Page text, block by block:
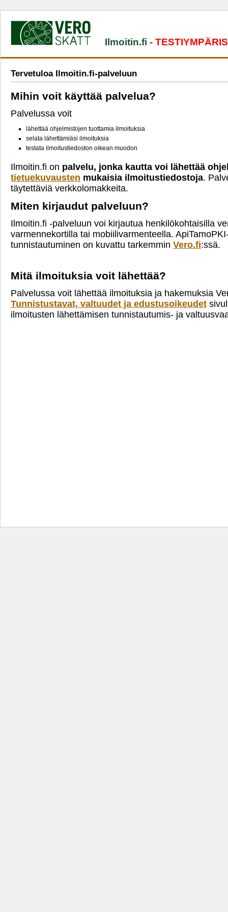
Ilmoitin.fi -
Tervetuloa Ilmoitin.fi-palveluun
Mihin voit käyttää palvelua?
Palvelussa voit
lähettää ohjelmistojen tuottamia ilmoituksia
selata lähettämiäsi ilmoituksia
testata ilmoitustiedoston oikean muodon
Ilmoitin.fi on palvelu, jonka kautta voi lähettää
tietuekuvausten mukaisia ilmoitustiedostoja.
täytettäviä verkkolomakkeita.
Miten kirjaudut palveluun?
Ilmoitin.fi -palveluun voi kirjautua henkilökohtaisilla
varmennekortilla tai mobiilivarmenteella.
tunnistautuminen on kuvattu tarkemmin Vero.fi:ssä.
Mitä ilmoituksia voit lähettää?
Palvelussa voit lähettää ilmoituksia ja hakemuksia
Tunnistustavat, valtuudet ja edustusoikeudet
ilmoitusten lähettämisen tunnistautumis- ja